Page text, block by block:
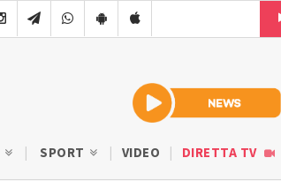
SPORT VIDEO DIRETTA TV